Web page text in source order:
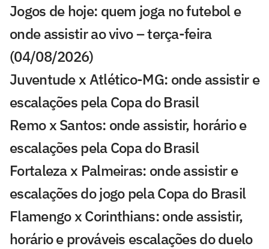
Jogos de hoje: quem joga no futebol e
onde assistir ao vivo – terça-feira
(04/08/2026)
Juventude x Atlético-MG: onde assistir e
escalações pela Copa do Brasil
Remo x Santos: onde assistir, horário e
escalações pela Copa do Brasil
Fortaleza x Palmeiras: onde assistir e
escalações do jogo pela Copa do Brasil
Flamengo x Corinthians: onde assistir,
horário e prováveis escalações do duelo